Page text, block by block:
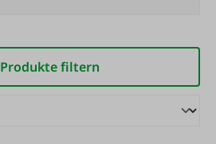
Produkte filtern